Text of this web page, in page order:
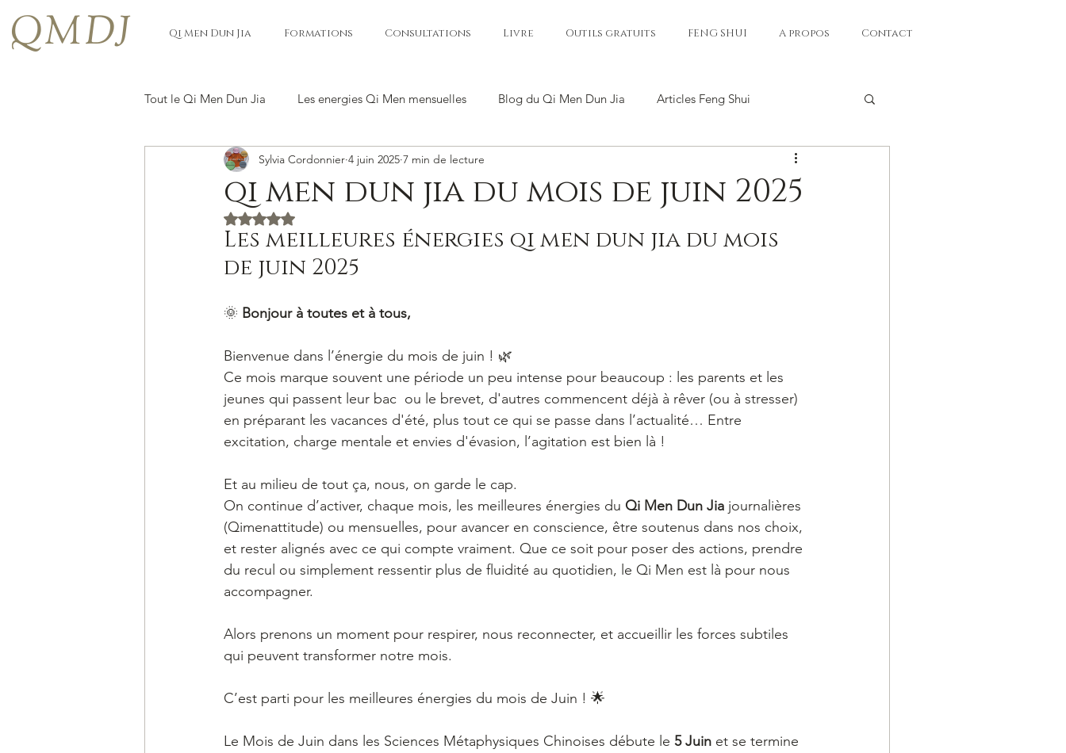
QMDJ Qi Men Dun Jia Formations Consultations Livre Outils gratuits FENG SHUI A propos Contact
Tout le Qi Men Dun Jia Les energies Qi Men mensuelles Blog du Qi Men Dun Jia Articles Feng Shui
qi men dun jia du mois de juin 2025
Sylvia Cordonnier 4 juin 2025 7 min de lecture
Noté NaN étoiles sur 5.
Les meilleures énergies qi men dun jia du mois
de juin 2025
🌞 Bonjour à toutes et à tous,
Bienvenue dans l’énergie du mois de juin ! 🌿
Ce mois marque souvent une période un peu intense pour beaucoup : les parents et les
jeunes qui passent leur bac  ou le brevet, d'autres commencent déjà à rêver (ou à stresser)
en préparant les vacances d'été, plus tout ce qui se passe dans l’actualité… Entre
excitation, charge mentale et envies d'évasion, l’agitation est bien là !
Et au milieu de tout ça, nous, on garde le cap.
On continue d’activer, chaque mois, les meilleures énergies du Qi Men Dun Jia journalières
(Qimenattitude) ou mensuelles, pour avancer en conscience, être soutenus dans nos choix,
et rester alignés avec ce qui compte vraiment. Que ce soit pour poser des actions, prendre
du recul ou simplement ressentir plus de fluidité au quotidien, le Qi Men est là pour nous
accompagner.
Alors prenons un moment pour respirer, nous reconnecter, et accueillir les forces subtiles
qui peuvent transformer notre mois.
C’est parti pour les meilleures énergies du mois de Juin ! 🌟
Le Mois de Juin dans les Sciences Métaphysiques Chinoises débute le 5 Juin et se termine